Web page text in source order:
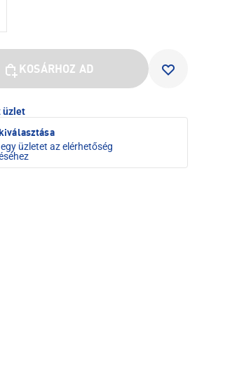
KOSÁRHOZ AD
üzlet
üzletet az elérhetőség